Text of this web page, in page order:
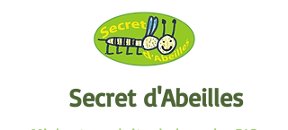
Secret d'Abeilles